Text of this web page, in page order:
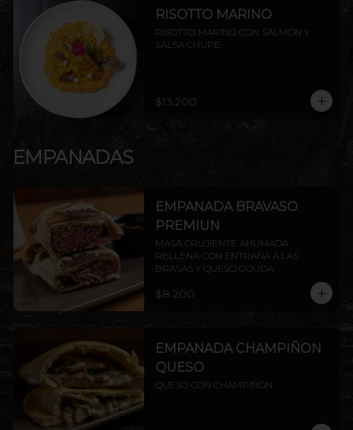
RISOTTO MARINO
RISOTTO MARINO CON SALMÓN Y
SALSA CHUPE.
$13.200
EMPANADAS
EMPANADA BRAVASO
PREMIUN
MASA CRUJIENTE AHUMADA
RELLENA CON ENTRAÑA A LAS
BRASAS Y QUESO GOUDA
$8.200
EMPANADA CHAMPIÑON
QUESO
QUESO CON CHAMPIÑÓN